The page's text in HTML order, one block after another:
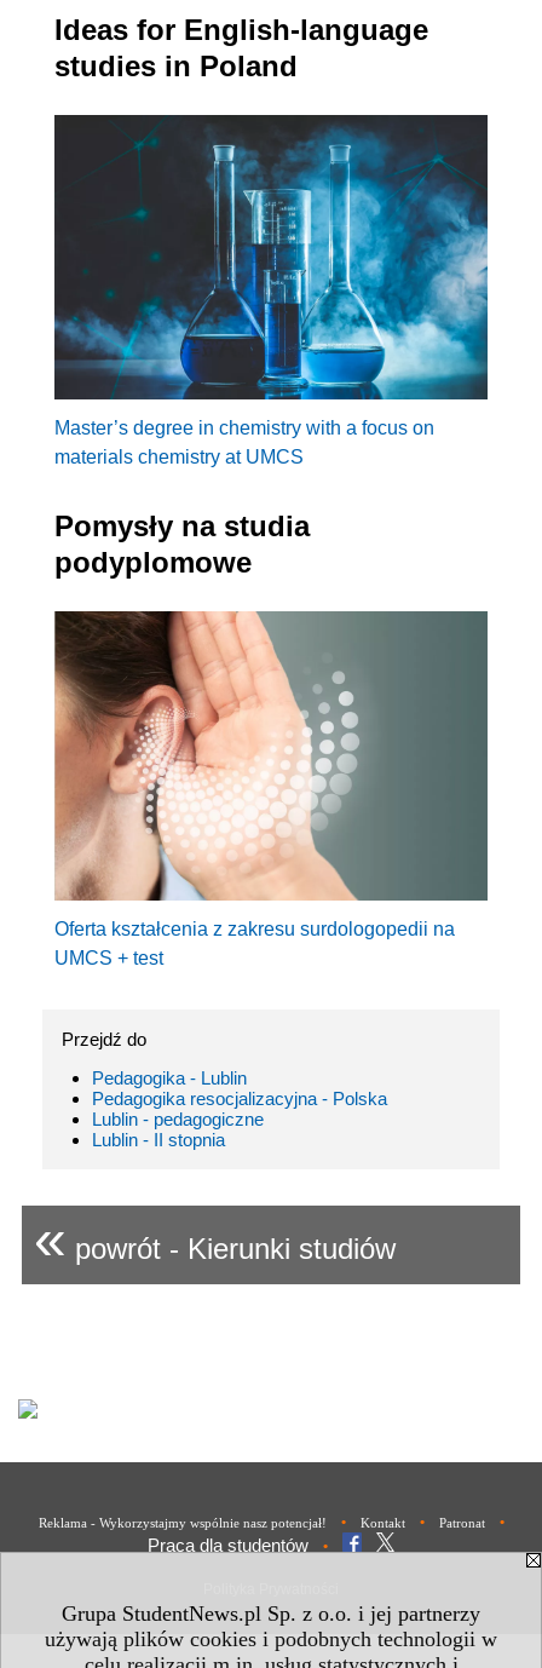
Grupa StudentNews.pl Sp. z o.o. i jej partnerzy
używają plików cookies i podobnych technologii w
Ideas for English-language
studies in Poland
Master’s degree in chemistry with a focus on
materials chemistry at UMCS
Pomysły na studia
podyplomowe
Oferta kształcenia z zakresu surdologopedii na
UMCS + test
Przejdź do
Pedagogika - Lublin
Pedagogika resocjalizacyjna - Polska
Lublin - pedagogiczne
Lublin - II stopnia
« powrót - Kierunki studiów
Reklama - Wykorzystajmy wspólnie nasz potencjał! • Kontakt • Patronat •
Praca dla studentów •